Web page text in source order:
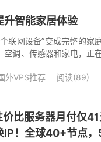
升智能家居体验
联网设备”变成完整的家
空调、传感器和家电，正
外VPS推荐 阅读(89)
价比服务器月付仅
IP！全球40+节点